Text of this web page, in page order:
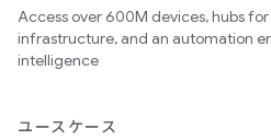
Access over 600M devices, hubs
infrastructure, and an automation
intelligence
ユースケース